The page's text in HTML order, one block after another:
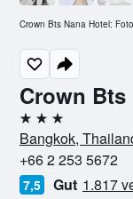
Crown Bts
3 Sterne
Bangkok,
+66 2 253 5672
7,5 Gut 1.817
Crown Bts Nana Hotel: